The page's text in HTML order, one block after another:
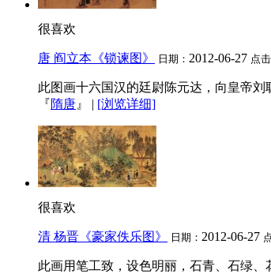
很喜欢
唐 阎立本《锁谏图》 日期： 2012-06-27 点击
此图画十六国汉的廷尉陈元达，向皇帝刘
『隋唐 』 | [浏览详细]
很喜欢
清 杨晋《豪家佚乐图》 日期： 2012-06-27
此画用笔工致，设色明丽，石青、石绿